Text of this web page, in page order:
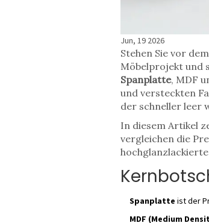
Jun, 19 2026
Stehen Sie vor
Möbelprojekt und
Spanplatte, MDF
und versteckten
der schneller leer
In diesem Artikel
vergleichen die
Spanplatte ist der
MDF (Medium